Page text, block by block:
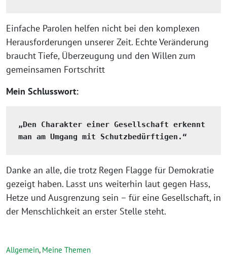
Einfache Parolen helfen nicht bei den komplexen
Herausforderungen unserer Zeit. Echte Veränderung
braucht Tiefe, Überzeugung und den Willen zum
gemeinsamen Fortschritt
Mein Schlusswort:
„Den Charakter einer Gesellschaft erkennt
man am Umgang mit Schutzbedürftigen.“
Danke an alle, die trotz Regen Flagge für Demokratie
gezeigt haben. Lasst uns weiterhin laut gegen Hass,
Hetze und Ausgrenzung sein – für eine Gesellschaft, in
der Menschlichkeit an erster Stelle steht.
Allgemein, Meine Themen